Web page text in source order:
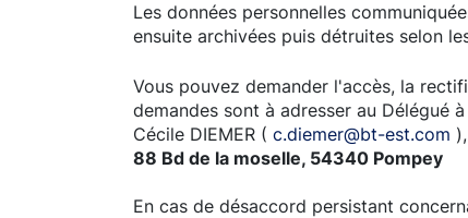
Les données personnelles
ensuite archivées puis détruites selon
Vous pouvez demander l'accès, la
demandes sont à adresser au Délégué
Cécile DIEMER ( c.diemer@bt-est.com
88 Bd de la moselle, 54340 Pompey
En cas de désaccord persistant